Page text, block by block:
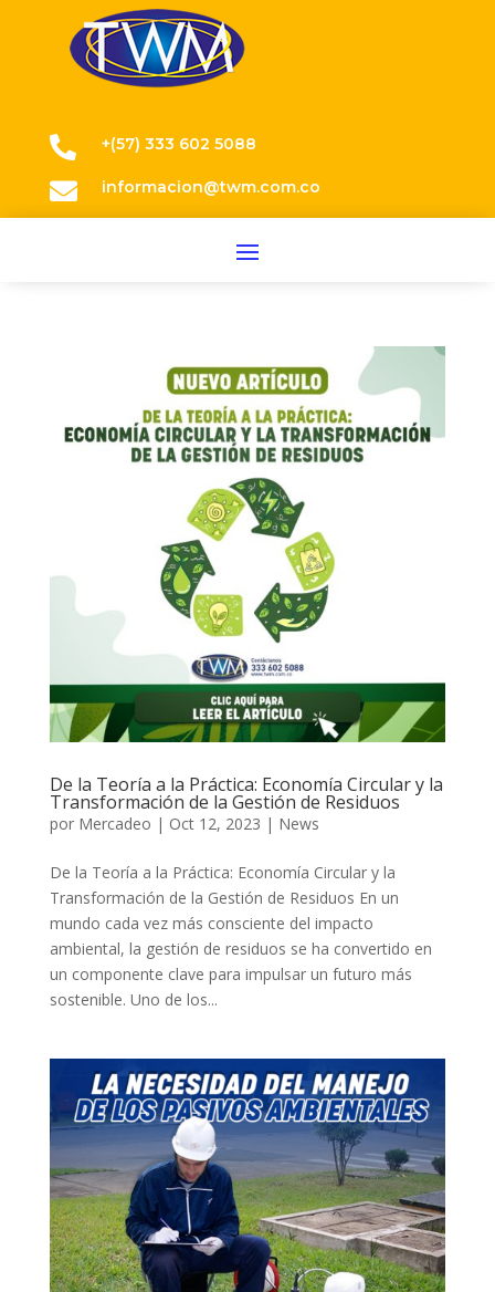
 +(57) 333 602 5088
 informacion@twm.com.co
De la Teoría a la Práctica: Economía Circular y la
Transformación de la Gestión de Residuos
por Mercadeo | Oct 12, 2023 | News
De la Teoría a la Práctica: Economía Circular y la
Transformación de la Gestión de Residuos En un
mundo cada vez más consciente del impacto
ambiental, la gestión de residuos se ha convertido en
un componente clave para impulsar un futuro más
sostenible. Uno de los...